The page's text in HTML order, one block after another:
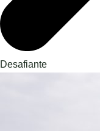
Desafiante